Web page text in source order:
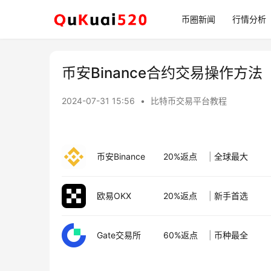
币圈新闻 行情分析
币安Binance合约交易操作方法
2024-07-31 15:56 • 比特币交易平台教程
币安Binance 20%返点 全球最大
欧易OKX 20%返点 新手首选
Gate交易所 60%返点 币种最全